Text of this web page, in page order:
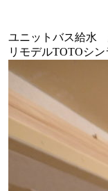
ユニットバス給水
リモデルTOTOシ